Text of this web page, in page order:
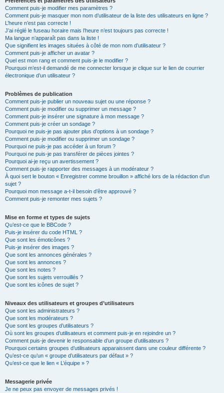
Comment puis-je modifier mes paramètres ?
Comment puis-je masquer mon nom d’utilisateur de la liste des utilisateurs en ligne ?
L’heure n’est pas correcte !
J’ai réglé le fuseau horaire mais l’heure n’est toujours pas correcte !
Ma langue n’apparaît pas dans la liste !
Que signifient les images situées à côté de mon nom d’utilisateur ?
Comment puis-je afficher un avatar ?
Quel est mon rang et comment puis-je le modifier ?
Pourquoi m’est-il demandé de me connecter lorsque je clique sur le lien de courrier
électronique d’un utilisateur ?
Problèmes de publication
Comment puis-je publier un nouveau sujet ou une réponse ?
Comment puis-je modifier ou supprimer un message ?
Comment puis-je insérer une signature à mon message ?
Comment puis-je créer un sondage ?
Pourquoi ne puis-je pas ajouter plus d’options à un sondage ?
Comment puis-je modifier ou supprimer un sondage ?
Pourquoi ne puis-je pas accéder à un forum ?
Pourquoi ne puis-je pas transférer de pièces jointes ?
Pourquoi ai-je reçu un avertissement ?
Comment puis-je rapporter des messages à un modérateur ?
À quoi sert le bouton « Enregistrer comme brouillon » affiché lors de la rédaction d’un
sujet ?
Pourquoi mon message a-t-il besoin d’être approuvé ?
Comment puis-je remonter mes sujets ?
Mise en forme et types de sujets
Qu’est-ce que le BBCode ?
Puis-je insérer du code HTML ?
Que sont les émoticônes ?
Puis-je insérer des images ?
Que sont les annonces générales ?
Que sont les annonces ?
Que sont les notes ?
Que sont les sujets verrouillés ?
Que sont les icônes de sujet ?
Niveaux des utilisateurs et groupes d’utilisateurs
Que sont les administrateurs ?
Que sont les modérateurs ?
Que sont les groupes d’utilisateurs ?
Où sont les groupes d’utilisateurs et comment puis-je en rejoindre un ?
Comment puis-je devenir le responsable d’un groupe d’utilisateurs ?
Pourquoi certains groupes d’utilisateurs apparaissent dans une couleur différente ?
Qu’est-ce qu’un « groupe d’utilisateurs par défaut » ?
Qu’est-ce que le lien « L’équipe » ?
Messagerie privée
Je ne peux pas envoyer de messages privés !